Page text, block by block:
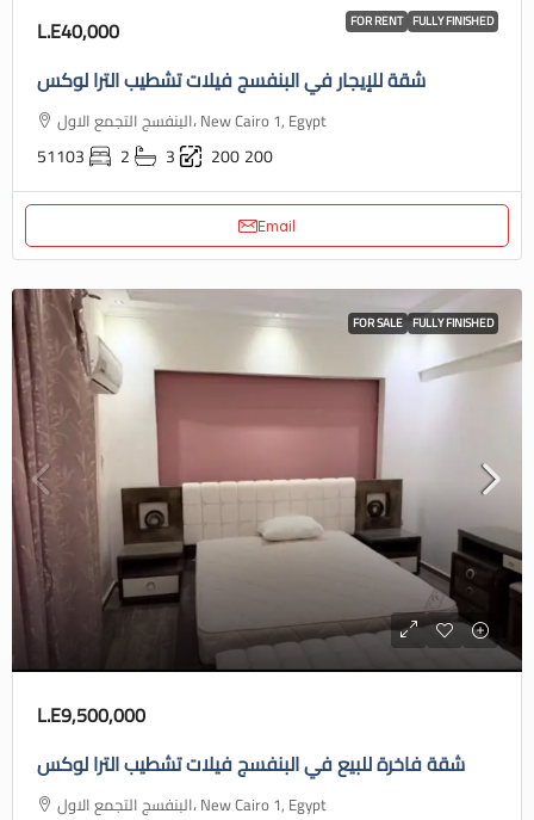
FOR RENT FULLY FINISHED
L.E40,000
شقة للإيجار في البنفسج فيلات تشطيب الترا لوكس
البنفسج التجمع الاول، New Cairo 1, Egypt
51103 2 3 200200
Email
FOR SALE FULLY FINISHED
L.E9,500,000
شقة فاخرة للبيع في البنفسج فيلات تشطيب الترا لوكس
البنفسج التجمع الاول، New Cairo 1, Egypt